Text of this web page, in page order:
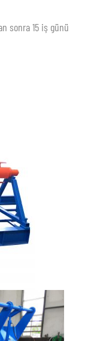
sonra 15 iş günü